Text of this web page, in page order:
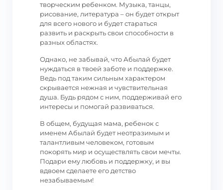
творческим ребенком. Музыка, танцы,
рисование, литература – он будет открыт
для всего нового и будет стараться
развить и раскрыть свои способности в
разных областях.
Однако, не забывай, что Абылай будет
нуждаться в твоей заботе и поддержке.
Ведь под таким сильным характером
скрывается нежная и чувствительная
душа. Будь рядом с ним, поддерживай его
интересы и помогай развиваться.
В общем, будущая мама, ребенок с
именем Абылай будет неотразимым и
талантливым человеком, готовым
покорять мир и осуществлять свои мечты.
Подари ему любовь и поддержку, и вы
вдвоем сделаете его детство
незабываемым!